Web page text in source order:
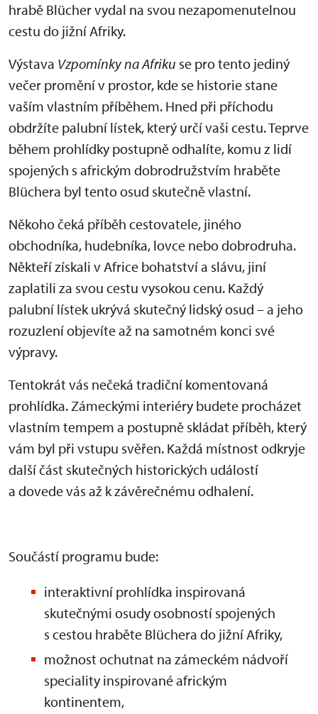
hrabě Blücher vydal na svou nezapomenutelnou
cestu do jižní Afriky.
Výstava Vzpomínky na Afriku se pro tento jediný
večer promění v prostor, kde se historie stane
vaším vlastním příběhem. Hned při příchodu
obdržíte palubní lístek, který určí vaši cestu. Teprve
během prohlídky postupně odhalíte, komu z lidí
spojených s africkým dobrodružstvím hraběte
Blüchera byl tento osud skutečně vlastní.
Někoho čeká příběh cestovatele, jiného
obchodníka, hudebníka, lovce nebo dobrodruha.
Někteří získali v Africe bohatství a slávu, jiní
zaplatili za svou cestu vysokou cenu. Každý
palubní lístek ukrývá skutečný lidský osud – a jeho
rozuzlení objevíte až na samotném konci své
výpravy.
Tentokrát vás nečeká tradiční komentovaná
prohlídka. Zámeckými interiéry budete procházet
vlastním tempem a postupně skládat příběh, který
vám byl při vstupu svěřen. Každá místnost odkryje
další část skutečných historických událostí
a dovede vás až k závěrečnému odhalení.
Součástí programu bude:
interaktivní prohlídka inspirovaná
skutečnými osudy osobností spojených
s cestou hraběte Blüchera do jižní Afriky,
možnost ochutnat na zámeckém nádvoří
speciality inspirované africkým
kontinentem,